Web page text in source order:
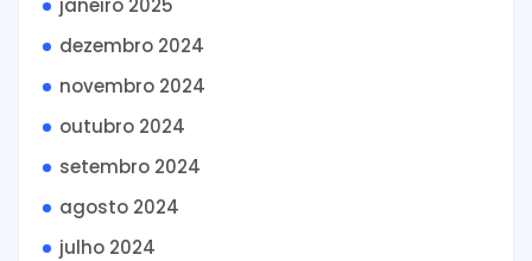
dezembro 2024
novembro 2024
outubro 2024
setembro 2024
agosto 2024
julho 2024